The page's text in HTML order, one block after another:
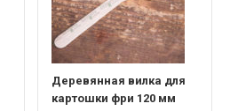
Деревянная вилка для
картошки фри 120 мм